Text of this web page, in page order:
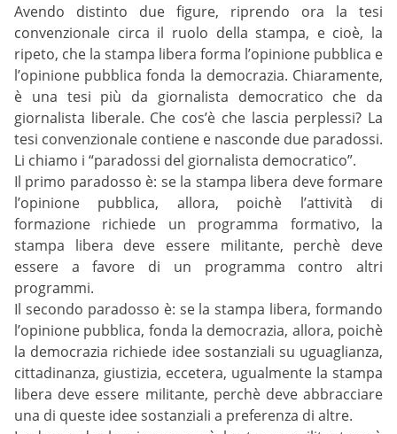
Avendo distinto due figure, riprendo ora la tesi
convenzionale circa il ruolo della stampa, e cioè, la
ripeto, che la stampa libera forma l’opinione pubblica e
l’opinione pubblica fonda la democrazia. Chiaramente,
è una tesi più da giornalista democratico che da
giornalista liberale. Che cos’è che lascia perplessi? La
tesi convenzionale contiene e nasconde due paradossi.
Li chiamo i “paradossi del giornalista democratico”.
Il primo paradosso è: se la stampa libera deve formare
l’opinione pubblica, allora, poichè l’attività di
formazione richiede un programma formativo, la
stampa libera deve essere militante, perchè deve
essere a favore di un programma contro altri
programmi.
Il secondo paradosso è: se la stampa libera, formando
l’opinione pubblica, fonda la democrazia, allora, poichè
la democrazia richiede idee sostanziali su uguaglianza,
cittadinanza, giustizia, eccetera, ugualmente la stampa
libera deve essere militante, perchè deve abbracciare
una di queste idee sostanziali a preferenza di altre.